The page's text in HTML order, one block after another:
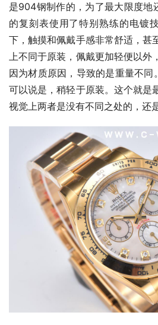
是904钢制作的，为了最大限度地
的复刻表使用了特别熟练的电镀
下，触摸和佩戴手感非常舒适，甚
上不同于原装，佩戴更加轻便以外
因为材质原因，导致的是重量不
可以说是，稍轻于原装。这个就是
视觉上两者是没有不同之处的，还